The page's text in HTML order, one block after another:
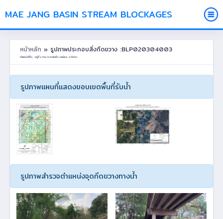
MAE JANG BASIN STREAM BLOCKAGES
หน้าหลัก » รูปภาพประกอบสิ่งกีดขวาง :BLP020304003
ตำแหน่งที่ตั้ง : หมู่ที่ 4 ทาน ต.จางเหนือ อ.แม่เมาะ จ.ลำปาง
รูปภาพแผนที่แสดงขอบเขตพื้นที่รับน้ำ
รูปภาพสำรวจตำแหน่งจุดกีดขวางทางน้ำ